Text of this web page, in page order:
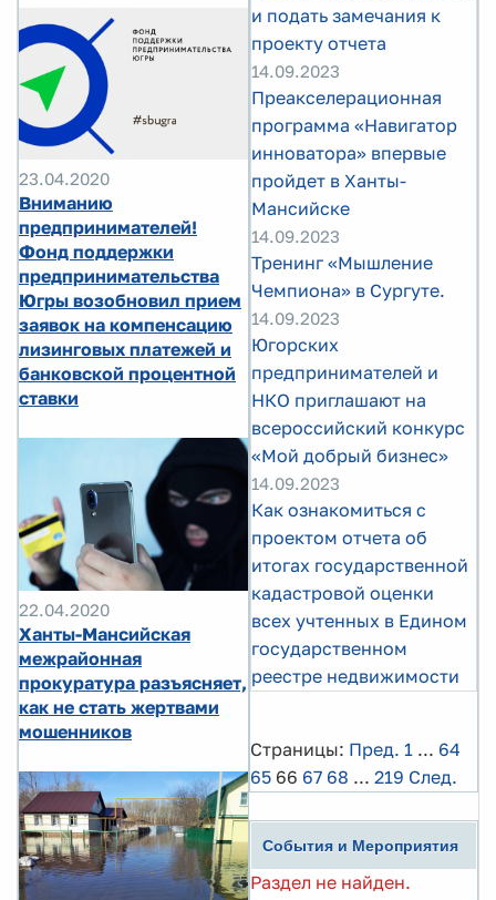
23.04.2020
Вниманию
предпринимателей!
Фонд поддержки
предпринимательства
Югры возобновил прием
заявок на компенсацию
лизинговых платежей и
банковской процентной
ставки
22.04.2020
Ханты-Мансийская
межрайонная
прокуратура разъясняет,
как не стать жертвами
мошенников
и подать замечания к
проекту отчета
14.09.2023
Преакселерационная
программа «Навигатор
инноватора» впервые
пройдет в Ханты-
Мансийске
14.09.2023
Тренинг «Мышление
Чемпиона» в Сургуте.
14.09.2023
Югорских
предпринимателей и
НКО приглашают на
всероссийский конкурс
«Мой добрый бизнес»
14.09.2023
Как ознакомиться с
проектом отчета об
итогах государственной
кадастровой оценки
всех учтенных в Едином
государственном
реестре недвижимости
Страницы: Пред. 1 ... 64
65 66 67 68 ... 219 След.
События и Мероприятия
Раздел не найден.